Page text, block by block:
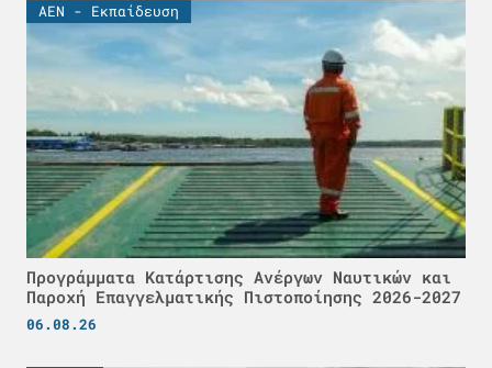
ΑΕΝ - Εκπαίδευση
Προγράμματα Κατάρτισης Ανέργων Ναυτικών και
Παροχή Επαγγελματικής Πιστοποίησης 2026-2027
06.08.26